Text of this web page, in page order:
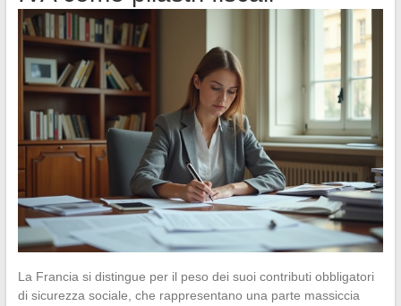
La Francia si distingue per il peso dei suoi contributi obbligatori
di sicurezza sociale, che rappresentano una parte massiccia